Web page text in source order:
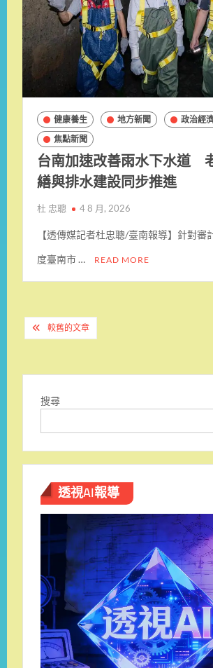
健康養生 地方新聞
政治經
焦點新聞
台南加速改善雨水下水道
繕與排水建設同步推進
杜 忠聰 4 8 月, 2026
【透傳媒記者杜忠聰/臺南報導】針對審
度臺南市 … READ MORE
文
章
導
較舊的文章
搜尋
透視AI報導